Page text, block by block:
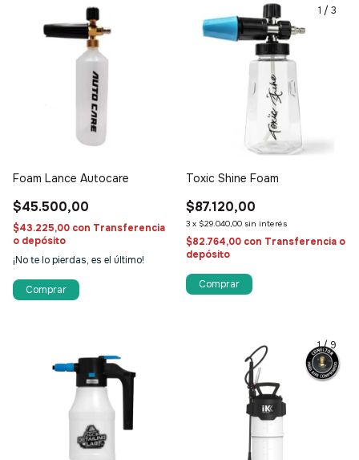
Foam Lance Autocare
$45.500,00
$43.225,00 con Transferencia
o depósito
¡No te lo pierdas, es el último!
1 / 3
Toxic Shine Foam
$87.120,00
3 x $29.040,00 sin interés
$82.764,00 con Transferencia o
depósito
1/9